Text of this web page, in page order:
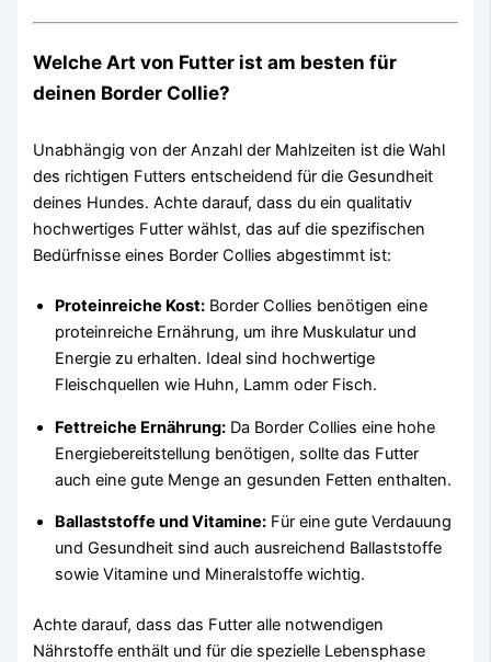
Welche Art von Futter ist am besten für
deinen Border Collie?
Unabhängig von der Anzahl der Mahlzeiten ist die Wahl
des richtigen Futters entscheidend für die Gesundheit
deines Hundes. Achte darauf, dass du ein qualitativ
hochwertiges Futter wählst, das auf die spezifischen
Bedürfnisse eines Border Collies abgestimmt ist:
Proteinreiche Kost: Border Collies benötigen eine
proteinreiche Ernährung, um ihre Muskulatur und
Energie zu erhalten. Ideal sind hochwertige
Fleischquellen wie Huhn, Lamm oder Fisch.
Fettreiche Ernährung: Da Border Collies eine hohe
Energiebereitstellung benötigen, sollte das Futter
auch eine gute Menge an gesunden Fetten enthalten.
Ballaststoffe und Vitamine: Für eine gute Verdauung
und Gesundheit sind auch ausreichend Ballaststoffe
sowie Vitamine und Mineralstoffe wichtig.
Achte darauf, dass das Futter alle notwendigen
Nährstoffe enthält und für die spezielle Lebensphase